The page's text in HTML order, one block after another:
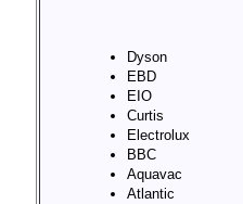
Dyson
EBD
EIO
Curtis
Electrolux
BBC
Aquavac
Atlantic